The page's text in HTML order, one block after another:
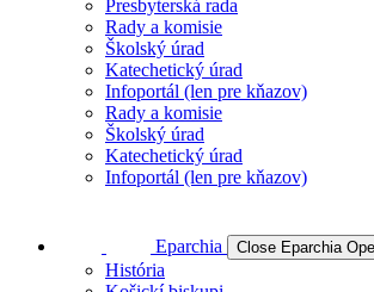
Presbyterská rada
Rady a komisie
Školský úrad
Katechetický úrad
Infoportál (len pre kňazov)
Rady a komisie
Školský úrad
Katechetický úrad
Infoportál (len pre kňazov)
Eparchia Close Eparchia
História